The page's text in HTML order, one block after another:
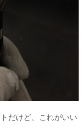
だけど、これがいい